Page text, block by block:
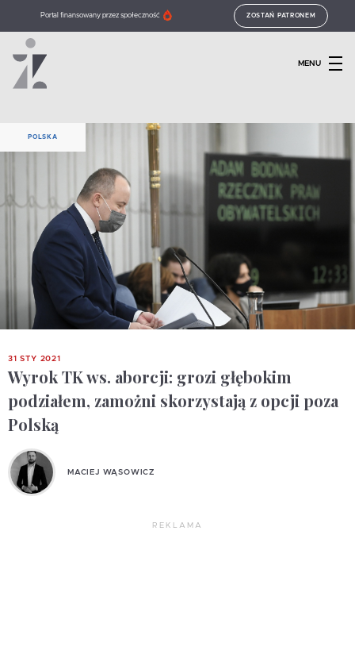
Portal finansowany przez społeczność ZOSTAŃ PATRONEM
MENU
POLSKA
31 STY 2021
Wyrok TK ws. aborcji: grozi głębokim
podziałem, zamożni skorzystają z opcji poza
Polską
MACIEJ WĄSOWICZ
REKLAMA